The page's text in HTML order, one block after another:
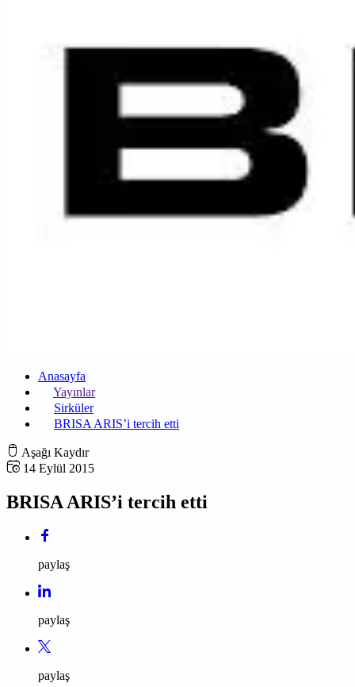
Anasayfa
Yayınlar
Sirküler
BRISA ARIS’i tercih etti
Aşağı Kaydır
14 Eylül 2015
BRISA ARIS’i tercih etti
paylaş
paylaş
paylaş